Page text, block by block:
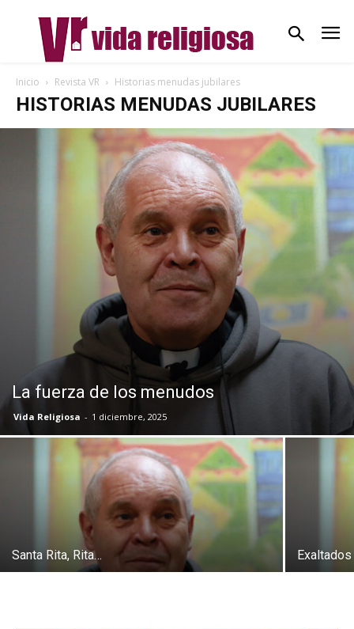
Inicio Revista VR Historias menudas jubilares
HISTORIAS MENUDAS JUBILARES
La fuerza de los menudos
Vida Religiosa - 1 diciembre, 2025
Santa Rita, Rita… Exaltados